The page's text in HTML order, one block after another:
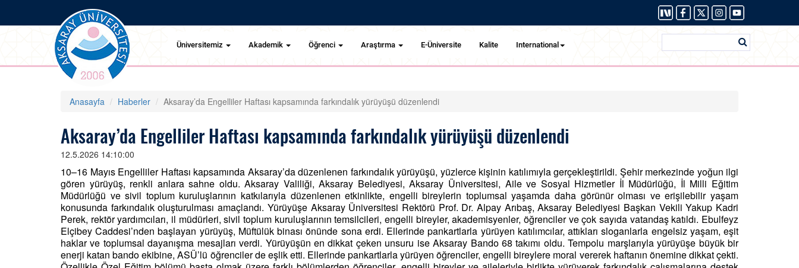
Üniversitemiz Akademik Öğrenci Araştırma E-Üniversite Kalite International
Anasayfa Haberler Aksaray’da Engelliler Haftası kapsamında farkındalık yürüyüşü düzenlendi
Aksaray’da Engelliler Haftası kapsamında farkındalık yürüyüşü düzenlendi
12.5.2026 14:10:00
10–16 Mayıs Engelliler Haftası kapsamında Aksaray’da düzenlenen farkındalık yürüyüşü, yüzlerce kişinin katılımıyla gerçekleştirildi. Şehir merkezinde yoğun ilgi
gören yürüyüş, renkli anlara sahne oldu. Aksaray Valiliği, Aksaray Belediyesi, Aksaray Üniversitesi, Aile ve Sosyal Hizmetler İl Müdürlüğü, İl Milli Eğitim
Müdürlüğü ve sivil toplum kuruluşlarının katkılarıyla düzenlenen etkinlikte, engelli bireylerin toplumsal yaşamda daha görünür olması ve erişilebilir yaşam
konusunda farkındalık oluşturulması amaçlandı. Yürüyüşe Aksaray Üniversitesi Rektörü Prof. Dr. Alpay Arıbaş, Aksaray Belediyesi Başkan Vekili Yakup Kadri
Perek, rektör yardımcıları, il müdürleri, sivil toplum kuruluşlarının temsilcileri, engelli bireyler, akademisyenler, öğrenciler ve çok sayıda vatandaş katıldı. Ebulfeyz
Elçibey Caddesi’nden başlayan yürüyüş, Müftülük binası önünde sona erdi. Ellerinde pankartlarla yürüyen katılımcılar, attıkları sloganlarla engelsiz yaşam, eşit
haklar ve toplumsal dayanışma mesajları verdi. Yürüyüşün en dikkat çeken unsuru ise Aksaray Bando 68 takımı oldu. Tempolu marşlarıyla yürüyüşe büyük bir
enerji katan bando ekibine, ASÜ’lü öğrenciler de eşlik etti. Ellerinde pankartlarla yürüyen öğrenciler, engelli bireylere moral vererek haftanın önemine dikkat çekti.